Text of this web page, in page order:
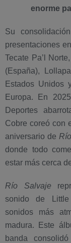
enorme
Su
presentaciones
Tecate Pa’l
(España),
Estados Unidos
Europa. En
Deportes
Cobre coreó con
aniversario de
donde todo
estar más cerca
Río Salvaje
sonido de Little
sonidos más
madura. Este
banda